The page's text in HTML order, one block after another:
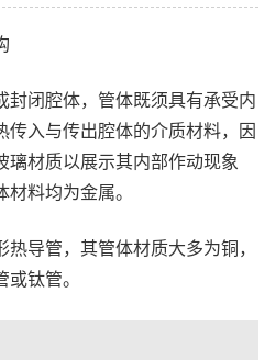
封闭腔体，管体既须具有承受内
传入与传出腔体的介质材料，因
璃材质以展示其内部作动现象
料均为金属。
导管，其管体材质大多为铜，
钛管。